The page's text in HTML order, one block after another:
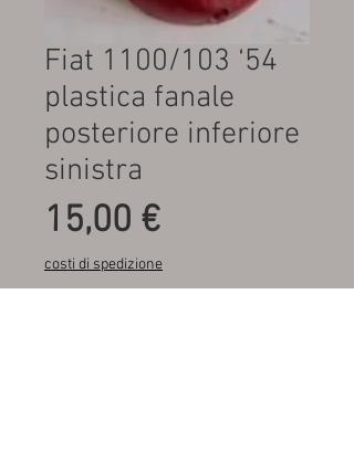
Fiat 1100/103 ‘54
plastica fanale
posteriore inferiore
sinistra
15,00 €Prezzo
costi di spedizione